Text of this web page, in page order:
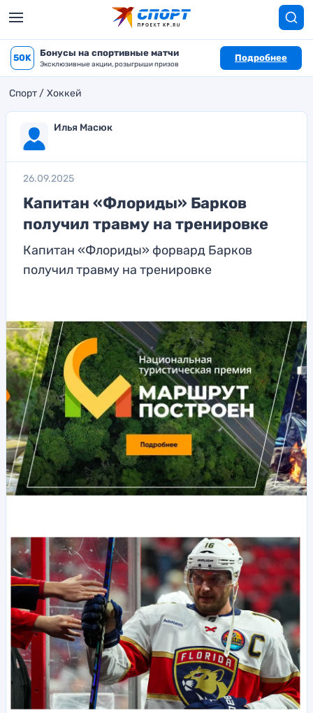
50K Бонусы на спортивные матчи
Эксклюзивные акции, розыгрыши призов
Подробнее
Спорт Хоккей
Илья Масюк
26.09.2025
Капитан «Флориды» Барков
получил травму на тренировке
Капитан «Флориды» форвард Барков
получил травму на тренировке